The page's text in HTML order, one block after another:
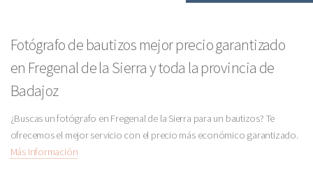
Fotógrafo de bautizos mejor precio garantizado
en Fregenal de la Sierra y toda la provincia de
Badajoz
¿Buscas un fotógrafo en Fregenal de la Sierra para un bautizos? Te
ofrecemos el mejor servicio con el precio más económico garantizado.
Más Información